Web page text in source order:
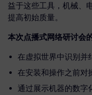
益于这些工具，机械、
提高初始质量。
本次点播式网络研讨会
在虚拟世界中识别并
在安装和操作之前对
通过展示机器的数字